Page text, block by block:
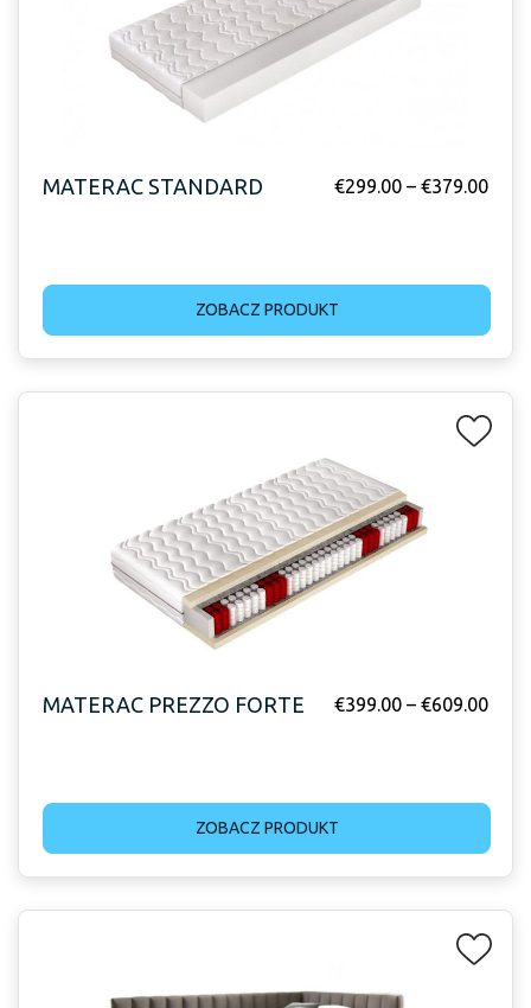
MATERAC STANDARD €299.00 – €379.00
ZOBACZ PRODUKT
MATERAC PREZZO FORTE €399.00 – €609.00
ZOBACZ PRODUKT